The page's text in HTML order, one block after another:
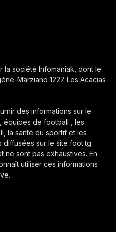
société Infomaniak, dont le
Marziano 1227 Les Acacias
des informations sur le
équipes de football , les
la santé du sportif et les
diffusées sur le site foot.tg
ne sont pas exhaustives. En
utiliser ces informations